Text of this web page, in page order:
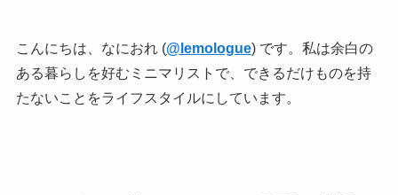
こんにちは、なにおれ (@lemologue) です。私は余白の
ある暮らしを好むミニマリストで、できるだけものを持
たないことをライフスタイルにしています。